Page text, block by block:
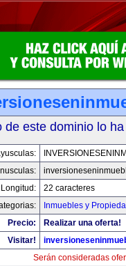
de este dominio lo
Longitud:
22 caracteres
Inmuebles y
Precio:
Realizar una oferta!
Visitar!
Serán consideradas